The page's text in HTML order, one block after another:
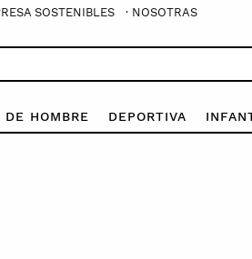
SOSTENIBLES · NOSOTRAS
DE HOMBRE DEPORTIVA